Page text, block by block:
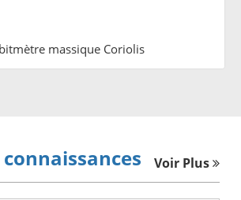
massique Coriolis
Voir Plus